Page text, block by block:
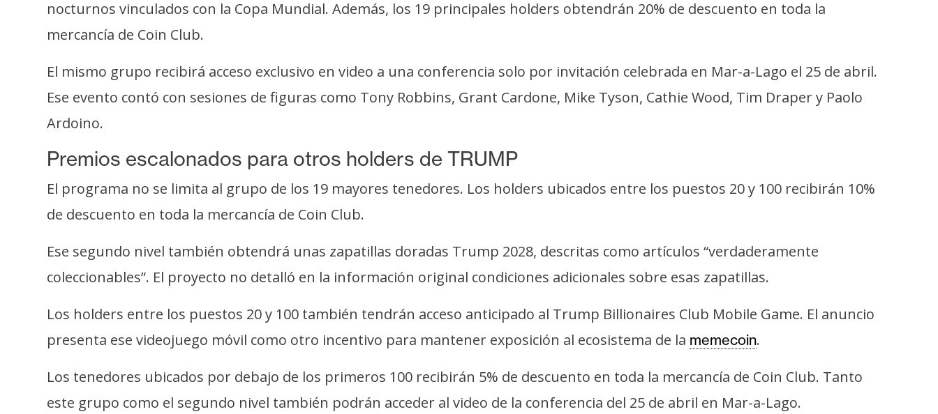
r
s
s
C
n
a
c
o
y
u
l
c
i
nocturnos vinculados con la Copa Mundial. Además, los 19 principales holders obtendrán 20% de descuento en toda la
mercancía de Coin Club.
El mismo grupo recibirá acceso exclusivo en video a una conferencia solo por invitación celebrada en Mar-a-Lago el 25 de abril.
Ese evento contó con sesiones de figuras como Tony Robbins, Grant Cardone, Mike Tyson, Cathie Wood, Tim Draper y Paolo
Ardoino.
Premios escalonados para otros holders de TRUMP
El programa no se limita al grupo de los 19 mayores tenedores. Los holders ubicados entre los puestos 20 y 100 recibirán 10%
de descuento en toda la mercancía de Coin Club.
Ese segundo nivel también obtendrá unas zapatillas doradas Trump 2028, descritas como artículos “verdaderamente
coleccionables”. El proyecto no detalló en la información original condiciones adicionales sobre esas zapatillas.
Los holders entre los puestos 20 y 100 también tendrán acceso anticipado al Trump Billionaires Club Mobile Game. El anuncio
presenta ese videojuego móvil como otro incentivo para mantener exposición al ecosistema de la memecoin.
Los tenedores ubicados por debajo de los primeros 100 recibirán 5% de descuento en toda la mercancía de Coin Club. Tanto
este grupo como el segundo nivel también podrán acceder al video de la conferencia del 25 de abril en Mar-a-Lago.